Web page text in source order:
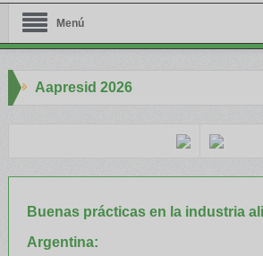
Menú
2026
Buenas prácticas en la industria
Argentina: